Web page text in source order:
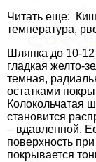
Читать еще:
температура,
Шляпка до 10-
гладкая желто-
темная,
остатками
Колокольчатая
становится
– вдавленной.
поверхность
покрывается